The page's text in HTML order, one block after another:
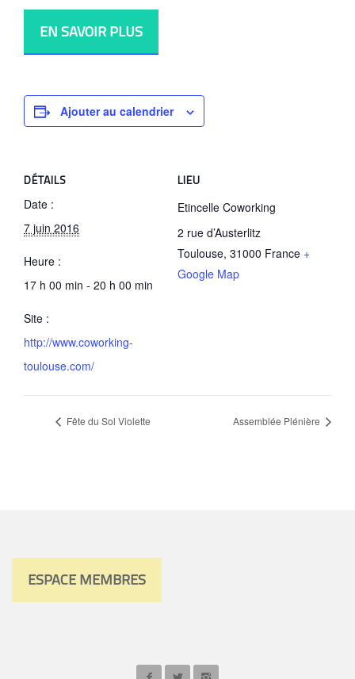
EN SAVOIR PLUS
Ajouter au calendrier
DÉTAILS
Date :
7 juin 2016
Heure :
17 h 00 min - 20 h 00 min
Site :
http://www.coworking-
toulouse.com/
LIEU
Etincelle Coworking
2 rue d’Austerlitz
Toulouse, 31000 France +
Google Map
Fête du Sol Violette Assemblée Plénière
ESPACE MEMBRES